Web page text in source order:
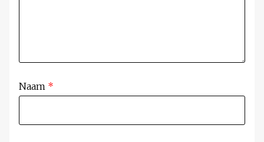
Naam *